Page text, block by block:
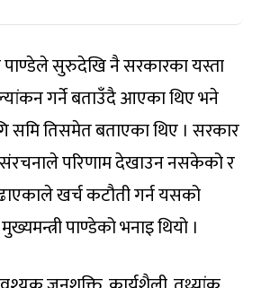
पाण्डेले सुरुदेखि नै सरकारका यस्ता
गर्ने बताउँदै आएका थिए भने
समि तिसमेत बताएका थिए । सरकार
परिणाम देखाउन नसकेको र
खर्च कटौती गर्न यसको
पाण्डेको भनाइ थियो ।